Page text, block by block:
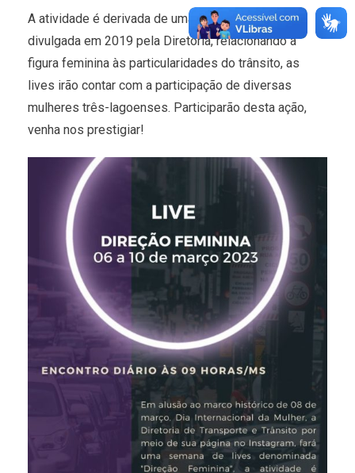
A atividade é derivada de uma série de vídeos
divulgada em 2019 pela Diretoria, relacionando a
figura feminina às particularidades do trânsito, as
lives irão contar com a participação de diversas
mulheres três-lagoenses. Participarão desta ação,
venha nos prestigiar!